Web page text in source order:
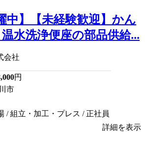
中】【未経験歓迎】かん
水洗浄便座の部品供給...
会社
円
市
/ 組立・加工・プレス / 正社員
詳細を表示